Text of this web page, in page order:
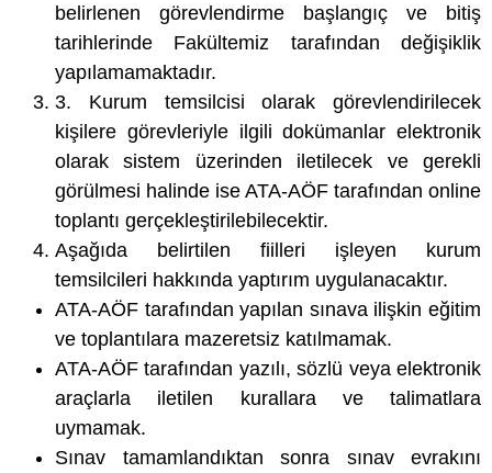
belirlenen görevlendirme başlangıç ve bitiş
tarihlerinde Fakültemiz tarafından değişiklik
yapılamamaktadır.
3. Kurum temsilcisi olarak görevlendirilecek
kişilere görevleriyle ilgili dokümanlar elektronik
olarak sistem üzerinden iletilecek ve gerekli
görülmesi halinde ise ATA-AÖF tarafından online
toplantı gerçekleştirilebilecektir.
Aşağıda belirtilen fiilleri işleyen kurum
temsilcileri hakkında yaptırım uygulanacaktır.
ATA-AÖF tarafından yapılan sınava ilişkin eğitim
ve toplantılara mazeretsiz katılmamak.
ATA-AÖF tarafından yazılı, sözlü veya elektronik
araçlarla iletilen kurallara ve talimatlara
uymamak.
Sınav tamamlandıktan sonra sınav evrakını